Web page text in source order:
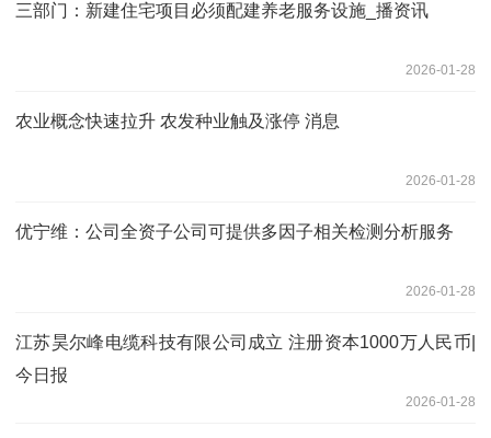
三部门：新建住宅项目必须配建养老服务设施_播资讯
2026-01-28
农业概念快速拉升 农发种业触及涨停 消息
2026-01-28
优宁维：公司全资子公司可提供多因子相关检测分析服务
2026-01-28
江苏昊尔峰电缆科技有限公司成立 注册资本1000万人民币|
今日报
2026-01-28